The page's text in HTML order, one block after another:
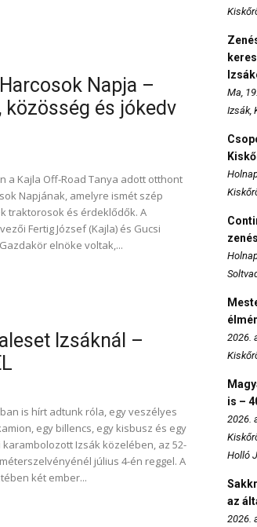
Harcosok Napja –
és jókedv
a Kajla Off-Road Tanya adott otthont
Napjának, amelyre ismét szép
traktorosok és érdeklődők. A
Fertig József (Kajla) és Gucsi
elnöke voltak,...
Izsáknál –
is hírt adtunk róla, egy veszélyes
egy billencs, egy kisbusz és egy
Izsák közelében, az 52-
július 4-én reggel. A
két ember...
Ma,
Izsák,
2026.
is –
2026.
Holló
az
2026.